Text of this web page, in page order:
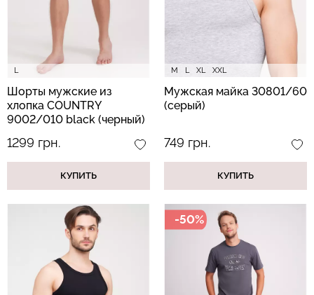
L
Шорты мужские из
хлопка COUNTRY
9002/010 black (черный)
1299 грн.
КУПИТЬ
M L XL XXL
Мужская майка 30801/60
(серый)
749 грн.
КУПИТЬ
-50%